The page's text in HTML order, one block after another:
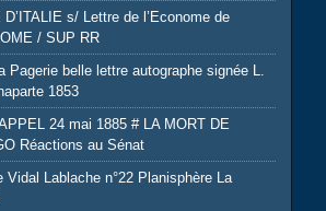
D’ITALIE s/ Lettre de l’Econome de
/ SUP RR
Pagerie belle lettre autographe signée L.
1853
24 mai 1885 # LA MORT DE
Réactions au Sénat
Vidal Lablache n°22 Planisphère La